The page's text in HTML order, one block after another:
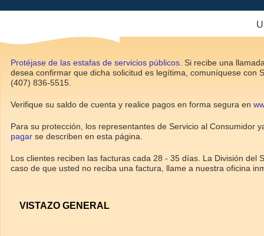
Protéjase de las estafas de servicios públicos. Si recibe una
desea confirmar que dicha solicitud es legítima, comuníquese con
(407) 836-5515.
Verifique su saldo de cuenta y realice pagos en forma segura en
Para su protección, los representantes de Servicio al
pagar se describen en esta página.
Los clientes reciben las facturas cada 28 - 35 días. La División
caso de que usted no reciba una factura, llame a nuestra oficina
VISTAZO GENERAL